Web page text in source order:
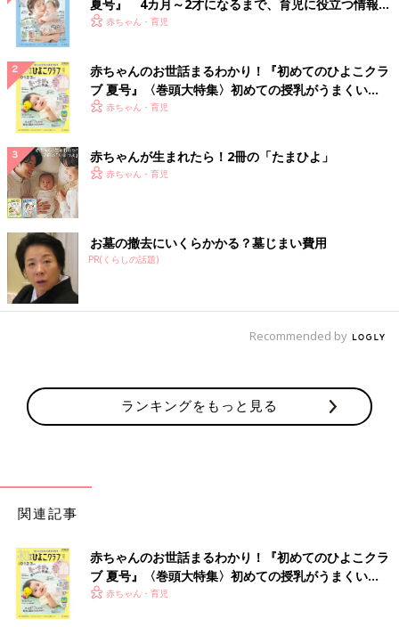
夏号』 4カ月～2才になるまで、育児に役立つ情報が
いっぱい！
赤ちゃん・育児
赤ちゃんのお世話まるわかり！『初めてのひよこクラ
ブ 夏号』〈巻頭大特集〉初めての授乳がうまくい
く！ おっぱい・ミルクの基本と夏のトラブル 解決テ
赤ちゃん・育児
赤ちゃんが生まれたら！2冊の「たまひよ」
赤ちゃん・育児
お墓の撤去にいくらかかる？墓じまい費用
PR(くらしの話題)
Recommended by
ランキングをもっと見る
関連記事
赤ちゃんのお世話まるわかり！『初めてのひよこクラ
ブ 夏号』〈巻頭大特集〉初めての授乳がうまくい
く！ おっぱい・ミルクの基本と夏のトラブル 解決テ
赤ちゃん・育児